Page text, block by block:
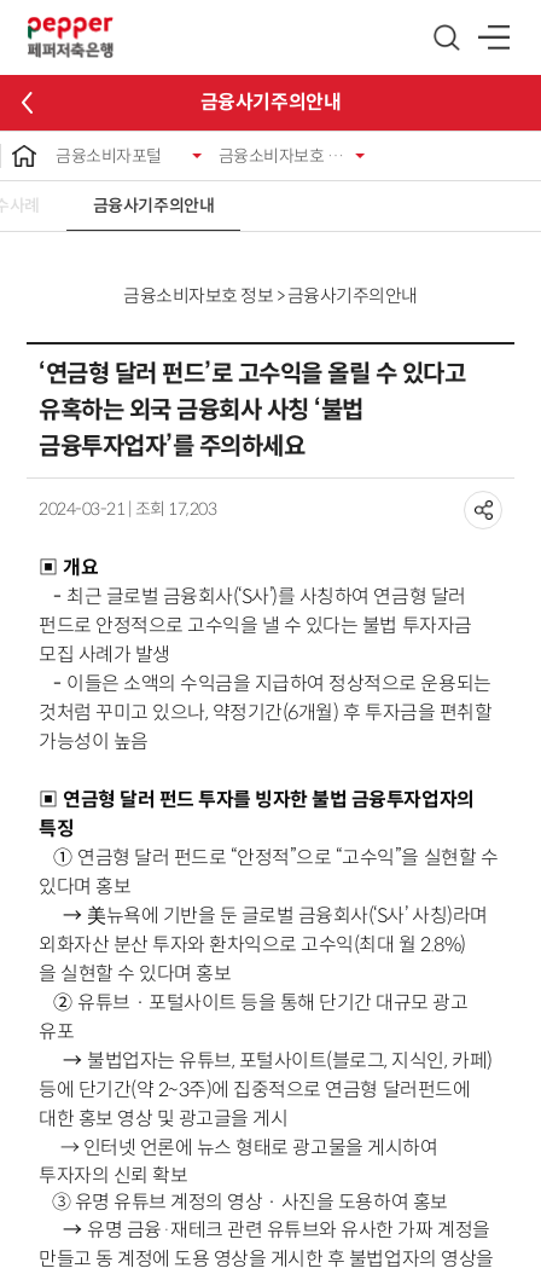
금융사기주의안내
금융소비자포털 금융소비자보호 정보
사례 금융사기주의안내
금융소비자보호 정보 > 금융사기주의안내
‘연금형 달러 펀드’로 고수익을 올릴 수 있다고
유혹하는 외국 금융회사 사칭 ‘불법
금융투자업자’를 주의하세요
2024-03-21 | 조회 17,203
▣ 개요
- 최근 글로벌 금융회사(‘S사’)를 사칭하여 연금형 달러
펀드로 안정적으로 고수익을 낼 수 있다는 불법 투자자금
모집 사례가 발생
- 이들은 소액의 수익금을 지급하여 정상적으로 운용되는
것처럼 꾸미고 있으나, 약정기간(6개월) 후 투자금을 편취할
가능성이 높음
▣ 연금형 달러 펀드 투자를 빙자한 불법 금융투자업자의
특징
① 연금형 달러 펀드로 “안정적”으로 “고수익”을 실현할 수
있다며 홍보
→ 美뉴욕에 기반을 둔 글로벌 금융회사(‘S사’ 사칭)라며
외화자산 분산 투자와 환차익으로 고수익(최대 월 2.8%)
을 실현할 수 있다며 홍보
② 유튜브‧포털사이트 등을 통해 단기간 대규모 광고
유포
→ 불법업자는 유튜브, 포털사이트(블로그, 지식인, 카페)
등에 단기간(약 2~3주)에 집중적으로 연금형 달러펀드에
대한 홍보 영상 및 광고글을 게시
→인터넷 언론에 뉴스 형태로 광고물을 게시하여
투자자의 신뢰 확보
③ 유명 유튜브 계정의 영상‧사진을 도용하여 홍보
→ 유명 금융·재테크 관련 유튜브와 유사한 가짜 계정을
만들고 동 계정에 도용 영상을 게시한 후 불법업자의 영상을